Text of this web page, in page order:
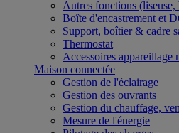
Autres fonctions (liseuse,
Boîte d'encastrement et
Support, boîtier & cadre
Thermostat
Accessoires appareillage
Maison connectée
Gestion de l'éclairage
Gestion des ouvrants
Gestion du chauffage,
Mesure de l'énergie